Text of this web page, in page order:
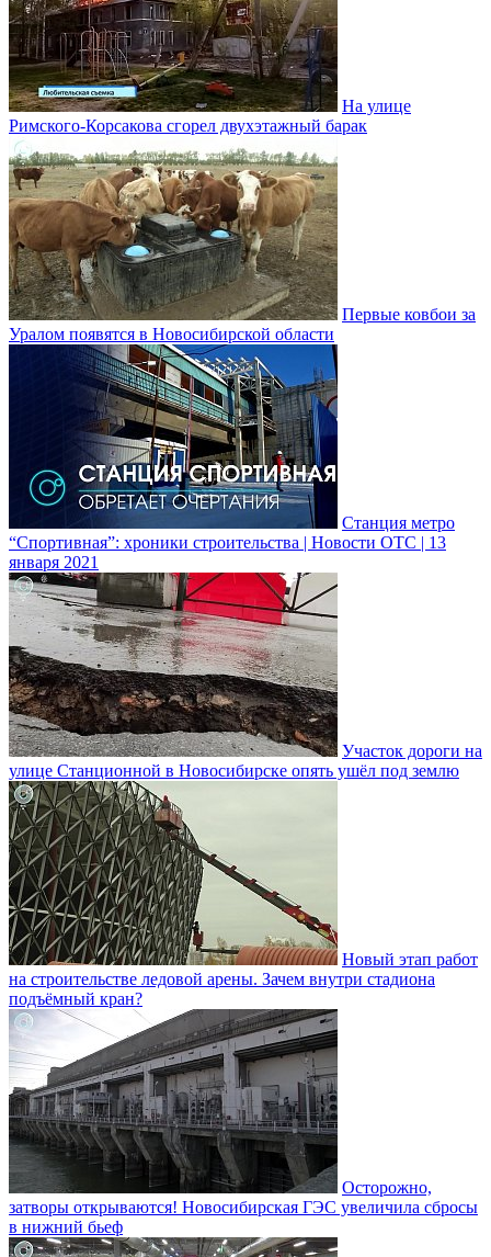
На улице
Римского-Корсакова сгорел двухэтажный барак
Первые ковбои за
Уралом появятся в Новосибирской области
Станция метро
“Спортивная”: хроники строительства | Новости ОТС | 13
января 2021
Участок дороги на
улице Станционной в Новосибирске опять ушёл под землю
Новый этап работ
на строительстве ледовой арены. Зачем внутри стадиона
подъёмный кран?
Осторожно,
затворы открываются! Новосибирская ГЭС увеличила сбросы
в нижний бьеф